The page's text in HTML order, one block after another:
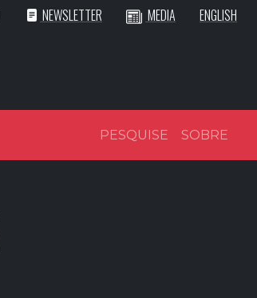
NEWSLETTER MEDIA ENGLISH
PESQUISE SOBRE